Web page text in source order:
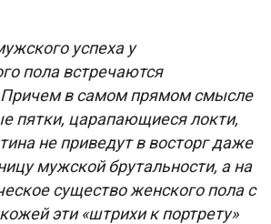
успеха у
пола встречаются
Причем в самом прямом смысле
пятки, царапающиеся локти,
не приведут в восторг даже
мужской брутальности, а на
существо женского пола с
эти «штрихи к портрету»